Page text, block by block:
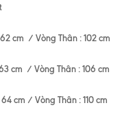
cm / Vòng Thân : 102 cm
cm / Vòng Thân : 106 cm
cm / Vòng Thân : 110 cm